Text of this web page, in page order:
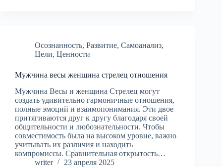
Осознанность, Развитие, Самоанализ,
Цели, Ценности
Мужчина весы женщина стрелец отношения
Мужчина Весы и женщина Стрелец могут
создать удивительно гармоничные отношения,
полные эмоций и взаимопонимания. Эти двое
притягиваются друг к другу благодаря своей
общительности и любознательности. Чтобы
совместимость была на высоком уровне, важно
учитывать их различия и находить
компромиссы. Сравнительная открытость…
writer
23 апреля 2025